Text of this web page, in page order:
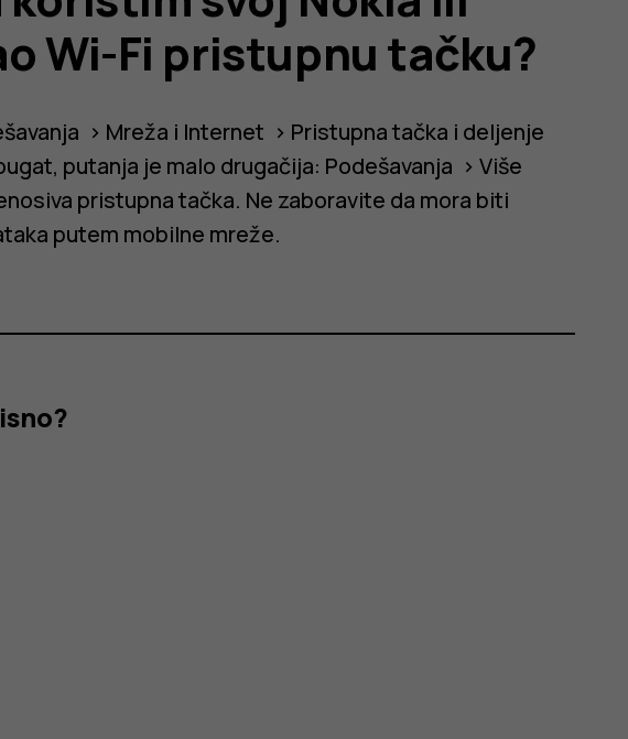
Wi-Fi pristupnu tačku?
> Mreža i Internet > Pristupna tačka i deljenje
putanja je malo drugačija: Podešavanja >Više
pristupna tačka. Ne zaboravite da mora biti
putem mobilne mreže.